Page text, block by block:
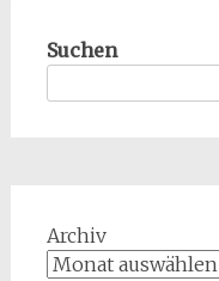
Suchen
Archiv